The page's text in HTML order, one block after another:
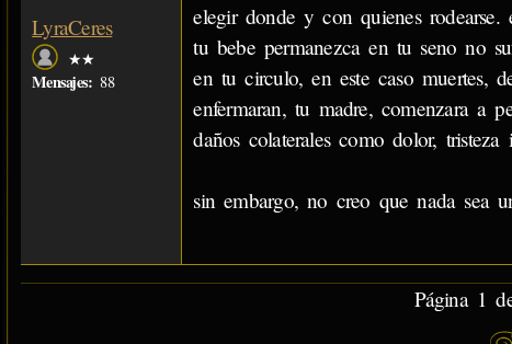
LyraCeres
★★
Mensajes: 88
elegir donde y con quienes
tu bebe permanezca en tu seno no
en tu circulo, en este caso muertes,
enfermaran, tu madre, comenzara a
daños colaterales como dolor,
sin embargo, no creo que nada sea
Página 1